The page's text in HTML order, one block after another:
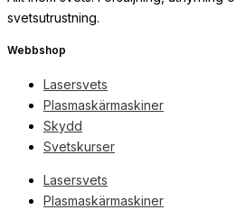
svetsutrustning.
Webbshop
Lasersvets
Plasmaskärmaskiner
Skydd
Svetskurser
Lasersvets
Plasmaskärmaskiner